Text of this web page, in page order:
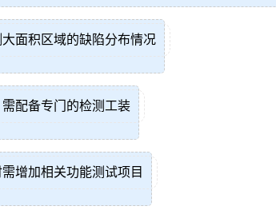
面积区域的缺陷分布情况
配备专门的检测工装
增加相关功能测试项目